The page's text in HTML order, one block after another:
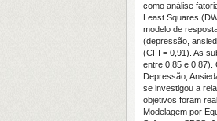
como análise
Least Squares
modelo de
(depressão,
(CFI = 0,91). As
entre 0,85 e 0,87).
Depressão,
se investigou a
objetivos foram
Modelagem por